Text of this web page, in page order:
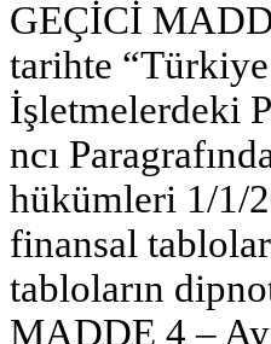
GEÇİCİ
tarihte
İşletmelerdeki
ncı
hükümleri 1/1/
finansal
tabloların
MADDE 4 –